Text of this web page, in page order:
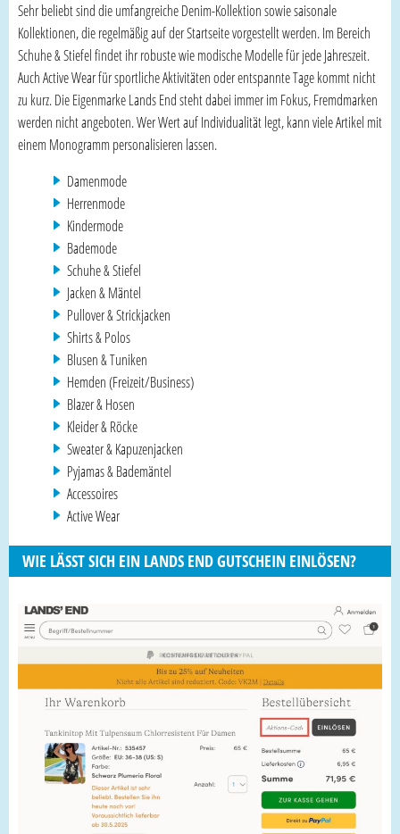
Sehr beliebt sind die umfangreiche Denim-Kollektion sowie saisonale
Kollektionen, die regelmäßig auf der Startseite vorgestellt werden. Im Bereich
Schuhe & Stiefel findet ihr robuste wie modische Modelle für jede Jahreszeit.
Auch Active Wear für sportliche Aktivitäten oder entspannte Tage kommt nicht
zu kurz. Die Eigenmarke Lands End steht dabei immer im Fokus, Fremdmarken
werden nicht angeboten. Wer Wert auf Individualität legt, kann viele Artikel mit
einem Monogramm personalisieren lassen.
Damenmode
Herrenmode
Kindermode
Bademode
Schuhe & Stiefel
Jacken & Mäntel
Pullover & Strickjacken
Shirts & Polos
Blusen & Tuniken
Hemden (Freizeit/Business)
Blazer & Hosen
Kleider & Röcke
Sweater & Kapuzenjacken
Pyjamas & Bademäntel
Accessoires
Active Wear
WIE LÄSST SICH EIN LANDS END GUTSCHEIN EINLÖSEN?